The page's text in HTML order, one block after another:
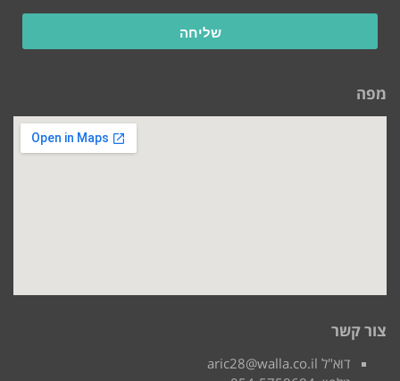
שליחה
מפה
צור קשר
דוא"ל aric28@walla.co.il